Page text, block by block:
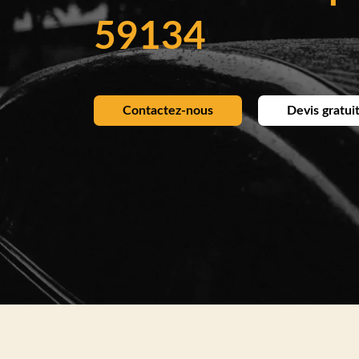
59134
Contactez-nous Devis gratuit